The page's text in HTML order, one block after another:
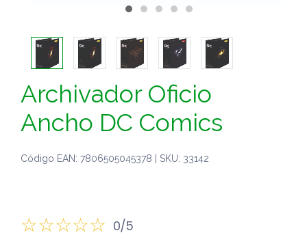
Archivador Oficio
Ancho DC Comics
Código EAN: 7806505045378 | SKU: 33142
0/5